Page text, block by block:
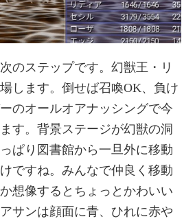
のステップです。幻獣王・リ
します。倒せば召喚OK、負け
のオールオアナッシングで今
す。背景ステージが幻獣の洞
ぱり図書館から一旦外に移動
ですね。みんなで仲良く移動
想像するとちょっとかわいい
サンは顔面に青、ひれに赤や